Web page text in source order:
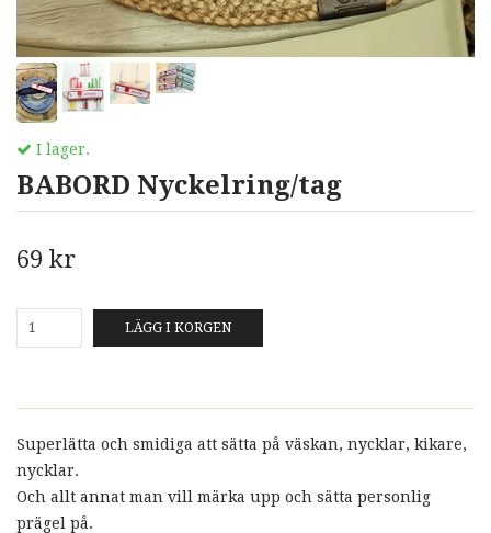
I lager.
BABORD Nyckelring/tag
69 kr
LÄGG I KORGEN
Superlätta och smidiga att sätta på väskan, nycklar, kikare,
nycklar.
Och allt annat man vill märka upp och sätta personlig
prägel på.